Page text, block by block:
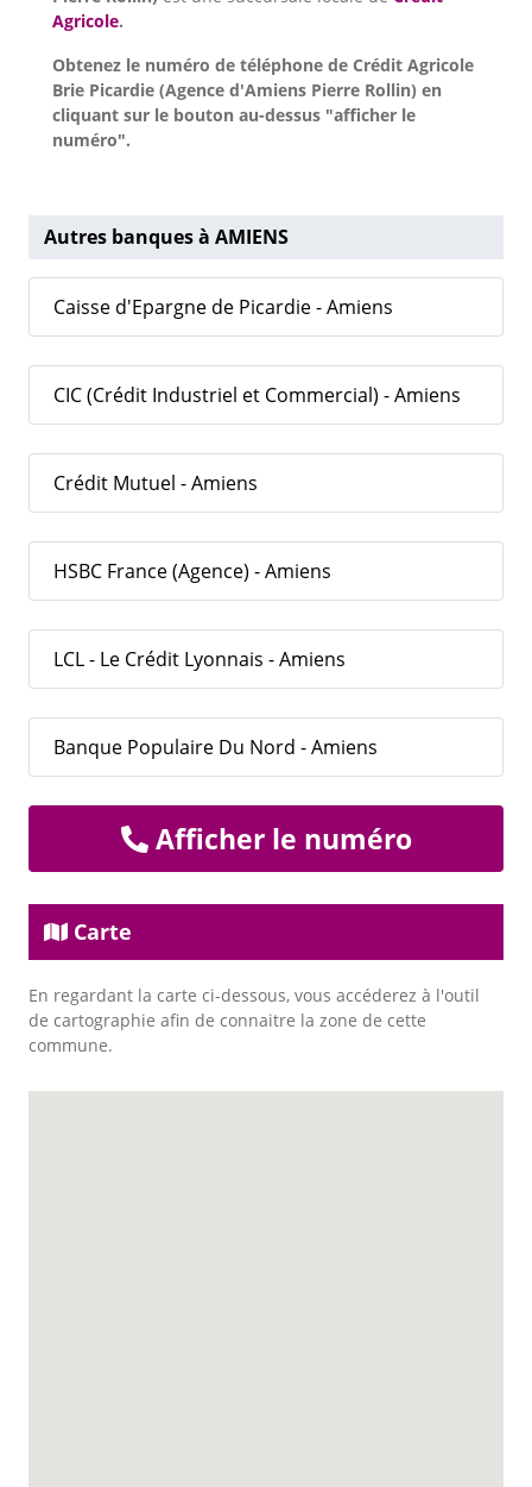
Agricole.
Obtenez le numéro de téléphone de Crédit Agricole
Brie Picardie (Agence d'Amiens Pierre Rollin) en
cliquant sur le bouton au-dessus "afficher le
numéro".
Autres banques à AMIENS
Caisse d'Epargne de Picardie - Amiens
CIC (Crédit Industriel et Commercial) - Amiens
Crédit Mutuel - Amiens
HSBC France (Agence) - Amiens
LCL - Le Crédit Lyonnais - Amiens
Banque Populaire Du Nord - Amiens
Afficher le numéro
Carte
En regardant la carte ci-dessous, vous accéderez à l'outil
de cartographie afin de connaitre la zone de cette
commune.